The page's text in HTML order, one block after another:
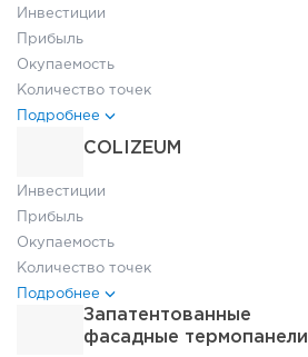
Инвестиции
Прибыль
Окупаемость
Количество точек
Подробнее
COLIZEUM
Инвестиции
Прибыль
Окупаемость
Количество точек
Подробнее
Запатентованные
фасадные термопанели